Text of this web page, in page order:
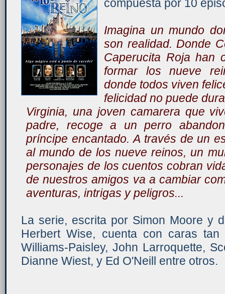
compuesta por 10
Imagina un mundo
son realidad. Donde
Caperucita Roja han
formar los nueve
donde todos viven
felicidad no puede
Virginia, una joven camarera que
padre, recoge a un perro
príncipe encantado. A través de un
al mundo de los nueve reinos, un
personajes de los cuentos cobran
de nuestros amigos va a cambiar
aventuras, intrigas y peligros...
La serie, escrita por Simon Moore y
Herbert Wise, cuenta con caras tan
Williams-Paisley, John Larroquette,
Dianne Wiest, y Ed O'Neill entre otros.